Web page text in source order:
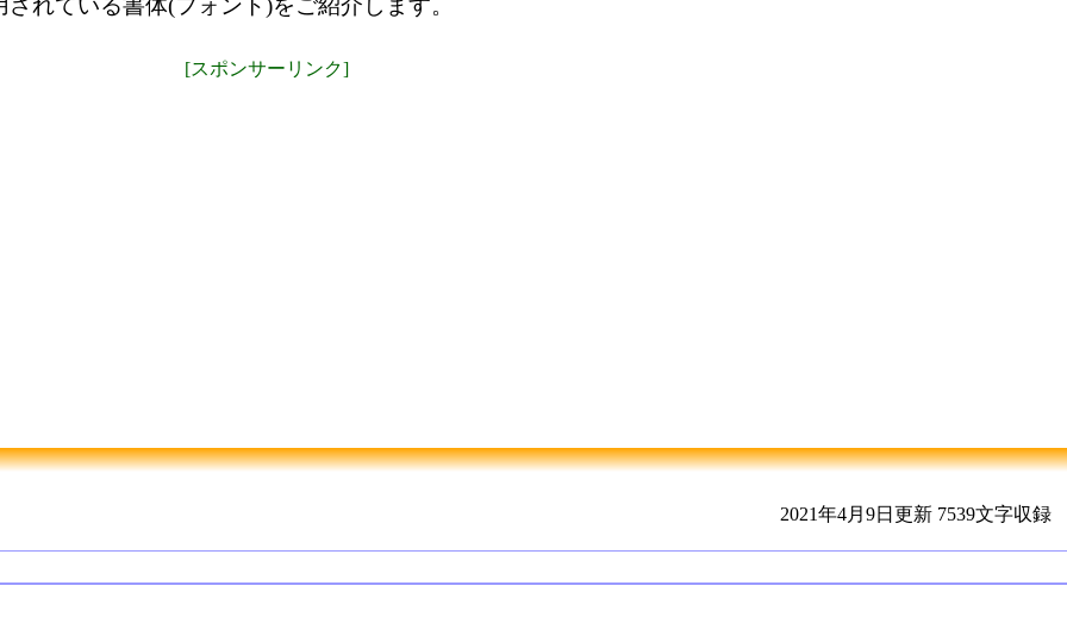
れている書体(フォント)をご紹介します。
[スポンサーリンク]
2021年4月9日更新 7539文字収録